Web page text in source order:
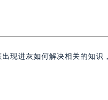
现进灰如何解决相关的知识